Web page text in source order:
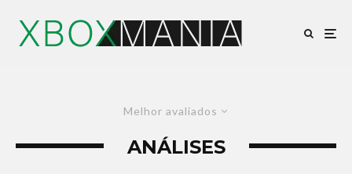
Melhor avaliados
ANÁLISES